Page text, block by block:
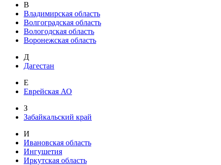
В
Владимирская область
Волгоградская область
Вологодская область
Воронежская область
Д
Дагестан
Е
Еврейская АО
З
Забайкальский край
И
Ивановская область
Ингушетия
Иркутская область